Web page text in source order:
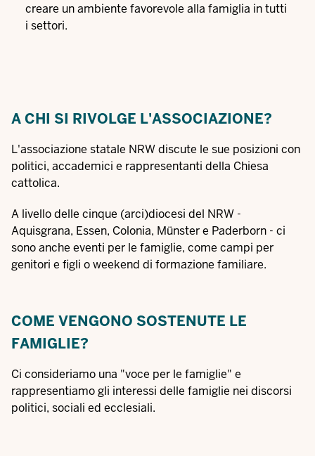
creare un ambiente favorevole alla famiglia in tutti
i settori.
A CHI SI RIVOLGE L'ASSOCIAZIONE?
L'associazione statale NRW discute le sue posizioni con
politici, accademici e rappresentanti della Chiesa
cattolica.
A livello delle cinque (arci)diocesi del NRW -
Aquisgrana, Essen, Colonia, Münster e Paderborn - ci
sono anche eventi per le famiglie, come campi per
genitori e figli o weekend di formazione familiare.
COME VENGONO SOSTENUTE LE
FAMIGLIE?
Ci consideriamo una "voce per le famiglie" e
rappresentiamo gli interessi delle famiglie nei discorsi
politici, sociali ed ecclesiali.